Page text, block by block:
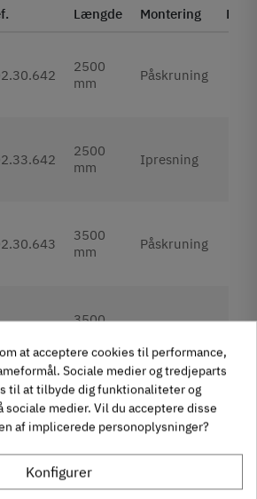
Længde Montering
2500
mm
Påskruning
2500
mm
Ipresning
3500
mm
Påskruning
3500
4-8 dage hvis ikke andet angivet i
at acceptere cookies til performance,
Sociale medier og tredjeparts
til at tilbyde dig funktionaliteter og
sociale medier. Vil du acceptere disse
af implicerede personoplysninger?
Konfigurer